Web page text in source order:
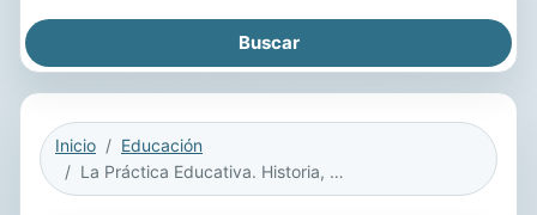
Inicio
Educación
La Práctica Educativa. Historia, Memoria y Patrimonio